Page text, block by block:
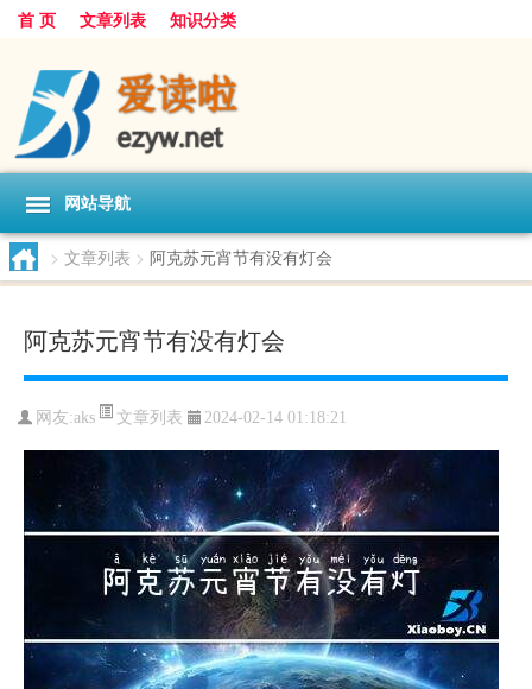
首 页 文章列表 知识分类
网站导航
> 文章列表 > 阿克苏元宵节有没有灯会
阿克苏元宵节有没有灯会
网友:aks 文章列表 2024-02-14 01:18:21